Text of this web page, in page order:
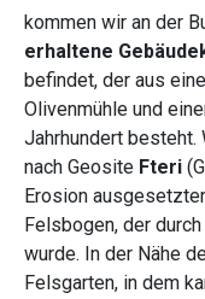
kommen wir an der
erhaltene
befindet, der aus
Olivenmühle und
Jahrhundert besteht.
nach Geosite Fteri
Erosion
Felsbogen, der
wurde. In der Nähe
Felsgarten, in dem